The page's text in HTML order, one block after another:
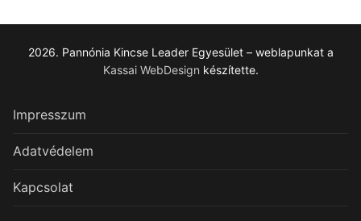
2026. Pannónia Kincse Leader Egyesület – weblapunkat a
Kassai WebDesign készítette.
Impresszum
Adatvédelem
Kapcsolat